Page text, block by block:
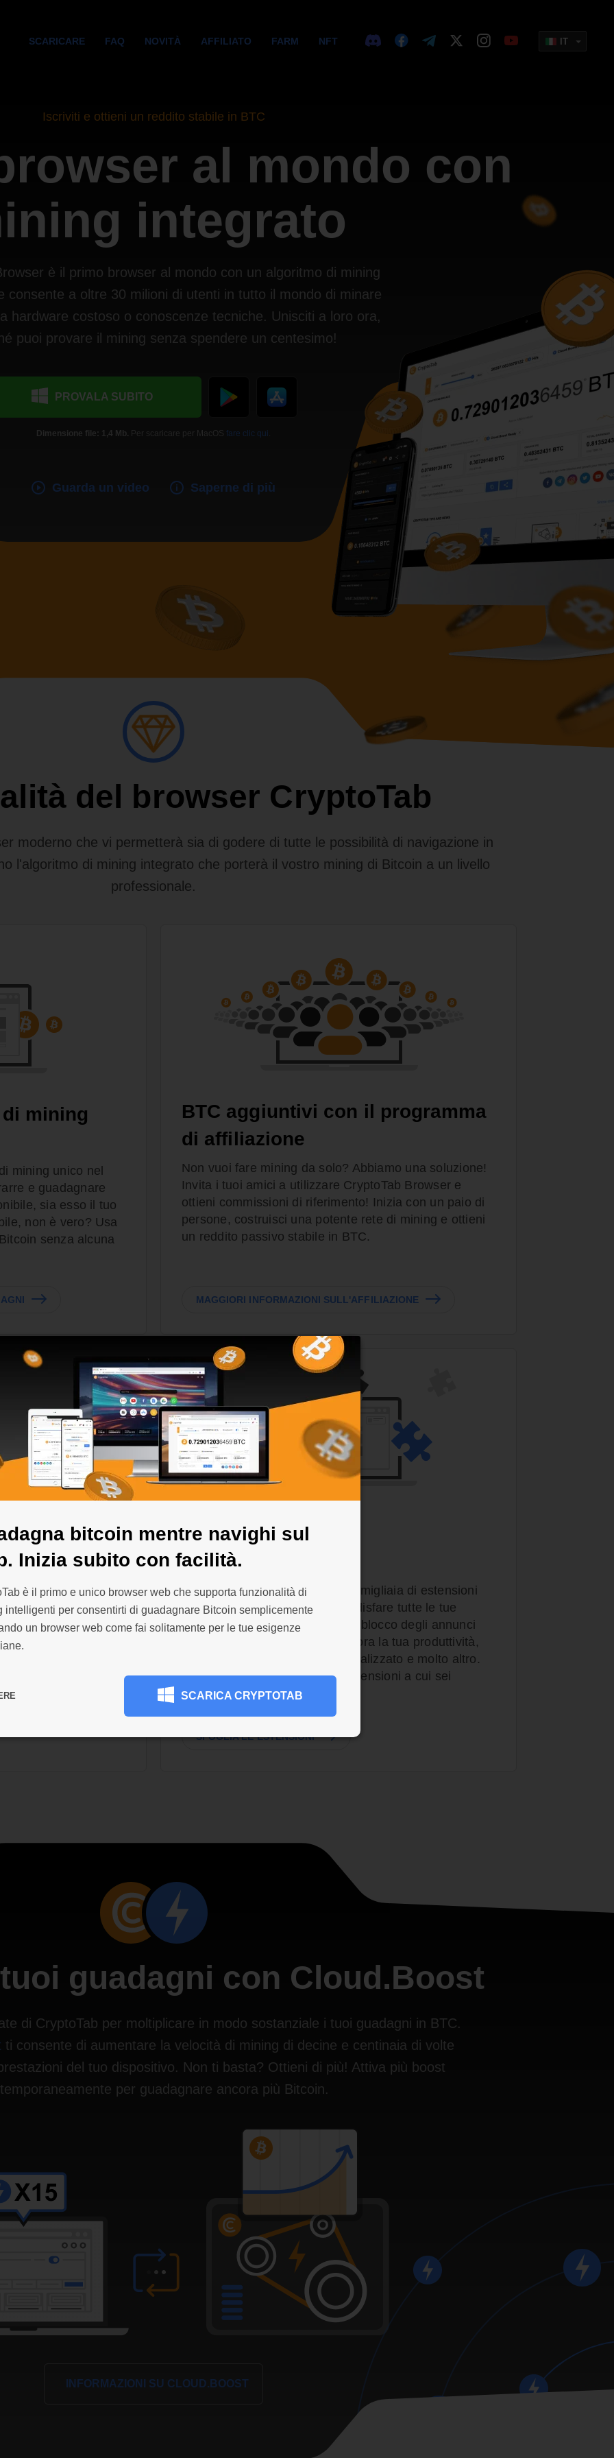
SCARICARE FAQ NOVITÀ AFFILIATO FARM NFT IT
bitcoin mentre navighi sul
Inizia subito con facilità.
è il primo e unico browser web che supporta funzionalità di
intelligenti per consentirti di guadagnare Bitcoin semplicemente
un browser web come fai solitamente per le tue esigenze
SCARICA CRYPTOTAB
Iscriviti e ottieni un reddito stabile in BTC
al mondo con
integrato
è il primo browser al mondo con un algoritmo di mining
consente a oltre 30 milioni di utenti in tutto il mondo di minare
hardware costoso o conoscenze tecniche. Unisciti a loro ora,
puoi provare il mining senza spendere un centesimo!
PROVALA SUBITO
Dimensione file: 1,4 Mb. Per scaricare per MacOS fare clic qui.
Guarda un video Saperne di più
del browser CryptoTab
moderno che vi permetterà sia di godere di tutte le possibilità di navigazione in
l'algoritmo di mining integrato che porterà il vostro mining di Bitcoin a un livello
professionale.
mining
mining unico nel
e guadagnare
sia esso il tuo
non è vero? Usa
senza alcuna
BTC aggiuntivi con il programma
di affiliazione
Non vuoi fare mining da solo? Abbiamo una soluzione!
Invita i tuoi amici a utilizzare CryptoTab Browser e
ottieni commissioni di riferimento! Inizia con un paio di
persone, costruisci una potente rete di mining e ottieni
un reddito passivo stabile in BTC.
MAGGIORI INFORMAZIONI SULL'AFFILIAZIONE
nessuna
pagamenti e
effettua
al giorno.
mining. L'importo
Bitcoin sul tuo
200.000 estensioni
personalizzabili
Personalizza il tuo browser con migliaia di estensioni
dal Chrome Web Store per soddisfare tutte le tue
esigenze: ottieni soluzioni per il blocco degli annunci
pubblicitari e la sicurezza, migliora la tua produttività,
aggiungi temi dal design personalizzato e molto altro.
Stai comodo, installa tutte le estensioni a cui sei
abituato.
SFOGLIA LE ESTENSIONI
guadagni con Cloud.Boost
di CryptoTab per moltiplicare in modo sostanziale i tuoi guadagni in BTC.
ti consente di aumentare la velocità di mining di decine e centinaia di volte
del tuo dispositivo. Non ti basta? Ottieni di più! Attiva più boost
per guadagnare ancora più Bitcoin.
INFORMAZIONI SU CLOUD.BOOST